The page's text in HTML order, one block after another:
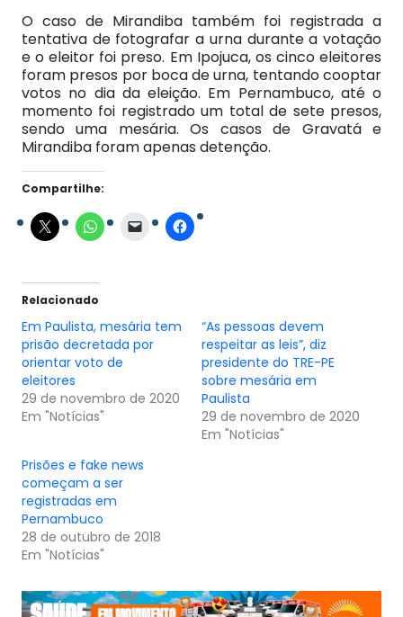
O caso de Mirandiba também foi registrada a
tentativa de fotografar a urna durante a votação
e o eleitor foi preso. Em Ipojuca, os cinco eleitores
foram presos por boca de urna, tentando cooptar
votos no dia da eleição. Em Pernambuco, até o
momento foi registrado um total de sete presos,
sendo uma mesária. Os casos de Gravatá e
Mirandiba foram apenas detenção.
Compartilhe:
Relacionado
Em Paulista, mesária tem
prisão decretada por
orientar voto de
eleitores
29 de novembro de 2020
Em "Notícias"
“As pessoas devem
respeitar as leis”, diz
presidente do TRE-PE
sobre mesária em
Paulista
29 de novembro de 2020
Em "Notícias"
Prisões e fake news
começam a ser
registradas em
Pernambuco
28 de outubro de 2018
Em "Notícias"